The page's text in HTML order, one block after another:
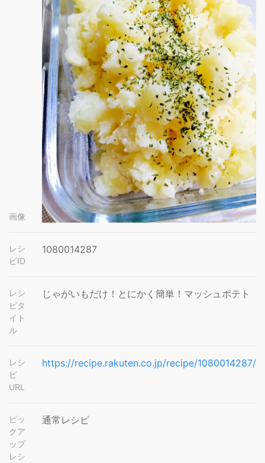
画像
レシ
ピID
1080014287
レシ
ピタ
イト
ル
じゃがいもだけ！とにかく簡単！マッシュポテト
レシ
ピ
URL
https://recipe.rakuten.co.jp/recipe/1080014287/
ピッ
クア
ップ
レシ
通常レシピ